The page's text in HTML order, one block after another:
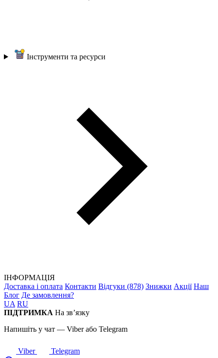
Інструменти та ресурси
ІНФОРМАЦІЯ
Доставка і оплата Контакти Відгуки (878) Знижки Акції Наш
Блог Де замовлення?
UA RU
ПІДТРИМКА На зв’язку
Напишіть у чат — Viber або Telegram
Viber
Telegram